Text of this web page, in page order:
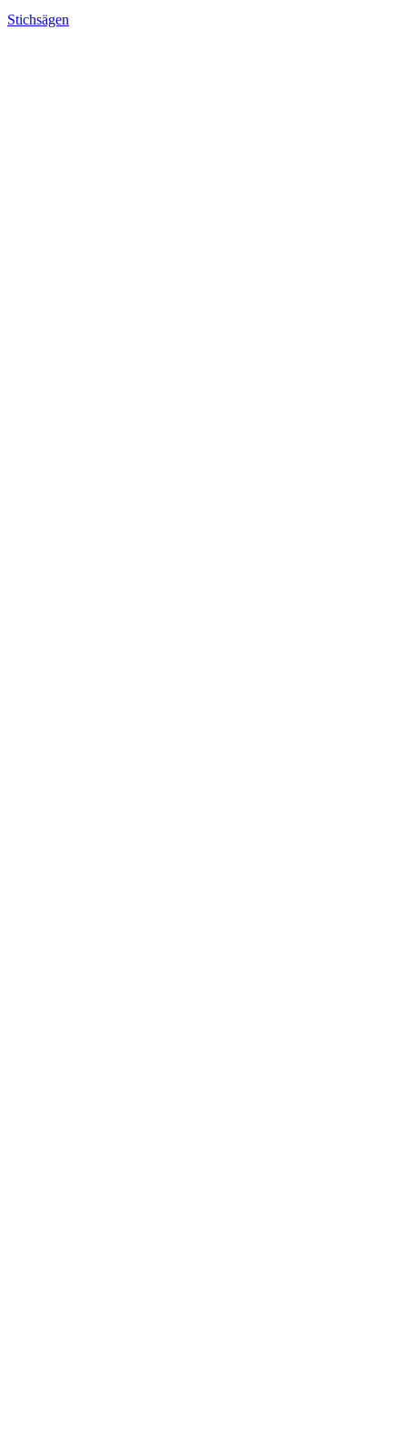
Stichsägen